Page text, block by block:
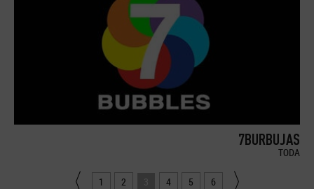
7BURBUJAS
TODA
1 2 3 4 5 6